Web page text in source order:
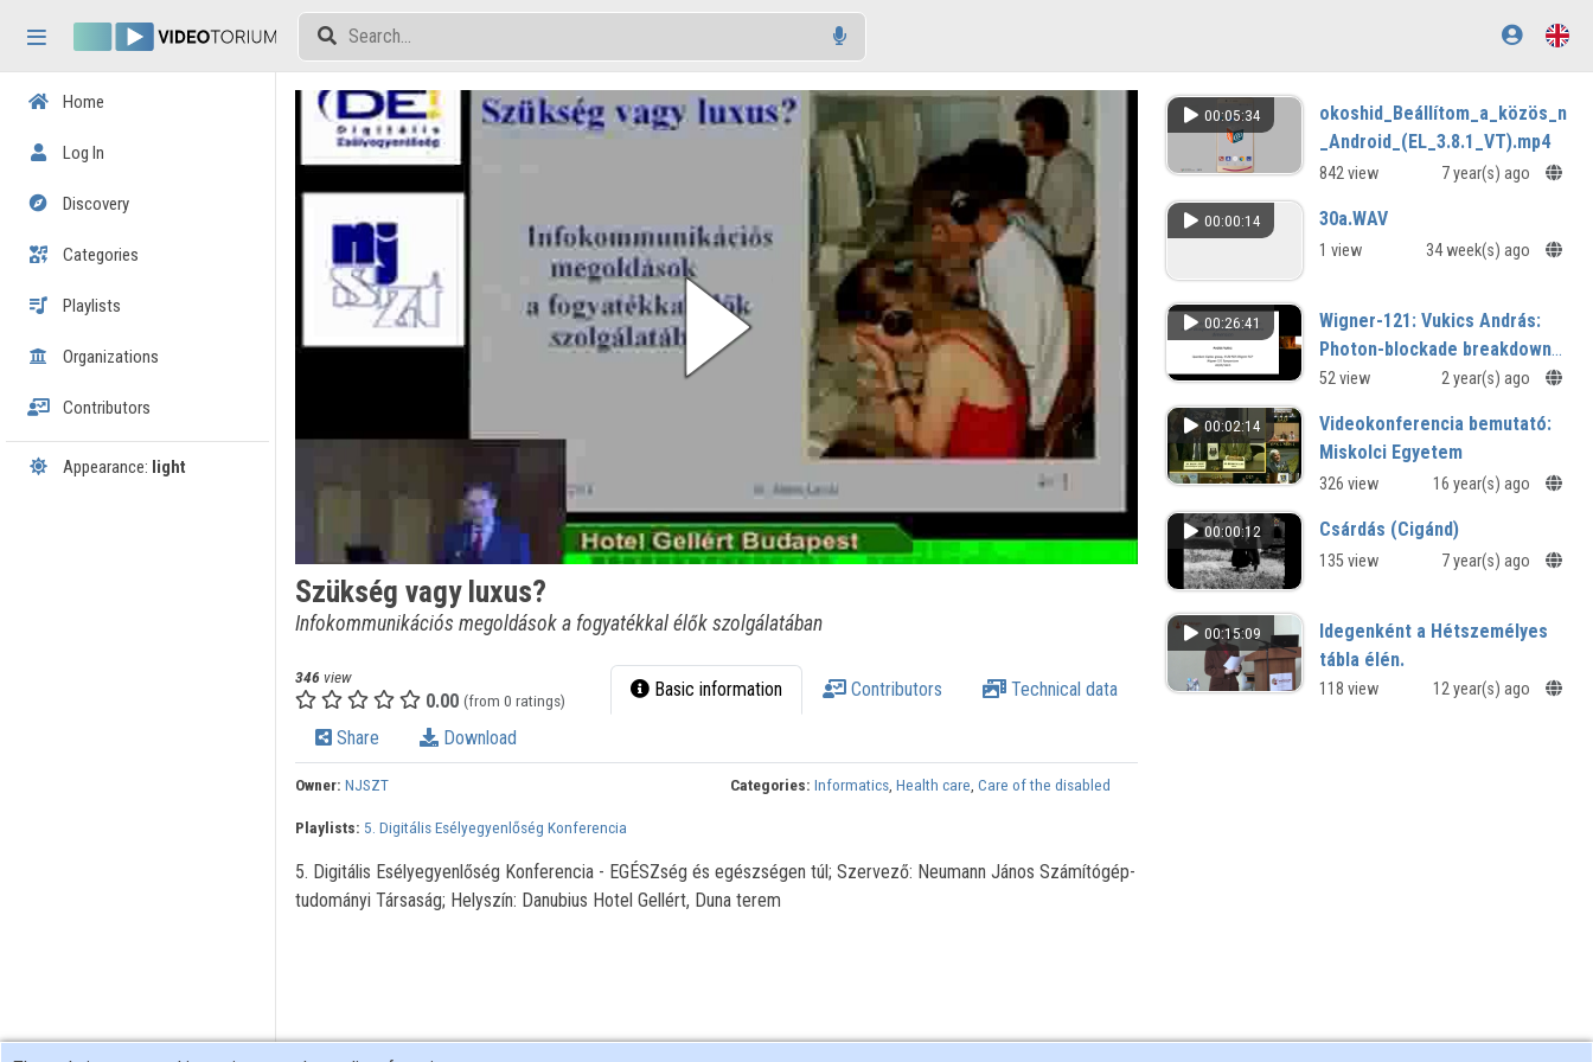
Home
Log In
Discovery
Categories
Playlists
Organizations
Contributors
Appearance: light
Szükség vagy luxus?
Infokommunikációs megoldások a fogyatékkal élők szolgálatában
346 view
0.00 (from 0 ratings) Basic information Contributors Technical data
Share Download
Owner: NJSZT Categories: Informatics,Health care,Care of the disabled
Playlists: 5. Digitális Esélyegyenlőség Konferencia
5. Digitális Esélyegyenlőség Konferencia - EGÉSZség és egészségen túl; Szervező: Neumann János Számítógép-
tudományi Társaság; Helyszín: Danubius Hotel Gellért, Duna terem
00:05:34
_Android_(EL_3.8.1_VT).mp4
842 view 7 year(s) ago
00:00:14 30a.WAV
1 view 34 week(s) ago
00:26:41
Wigner-121: Vukics András:
Photon-blockade breakdown
as a first-order dissipative
dimension
52 view 2 year(s) ago
00:02:14
Videokonferencia bemutató:
Miskolci Egyetem
326 view 16 year(s) ago
00:00:12 Csárdás (Cigánd)
135 view 7 year(s) ago
00:15:09
Idegenként a Hétszemélyes
tábla élén.
Albert szász-tescheni herceg
118 view 12 year(s) ago